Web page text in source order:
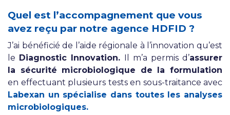
Quel est l’accompagnement que vous
avez reçu par notre agence HDFID ?
J’ai bénéficié de l’aide régionale à l’innovation qu’est
le Diagnostic Innovation. Il m’a permis d’assurer
la sécurité microbiologique de la formulation
en effectuant plusieurs tests en sous-traitance avec
Labexan un spécialise dans toutes les analyses
microbiologiques.